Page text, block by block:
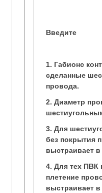
Введите
1. Габионс
сделанные
провода.
2. Диаметр
3. Для
без покрытия
выстраивает
4. Для тех ПВК
плетение
выстраивает